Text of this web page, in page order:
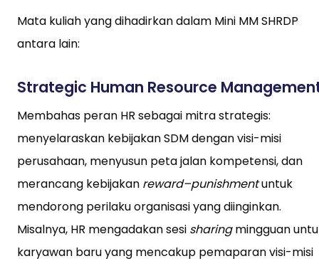
Mata kuliah yang dihadirkan dalam Mini MM SHRDP
antara lain:
Strategic Human Resource
Membahas peran HR sebagai mitra strategis:
menyelaraskan kebijakan SDM dengan visi-misi
perusahaan, menyusun peta jalan kompetensi, dan
merancang kebijakan reward–punishmentuntuk
mendorong perilaku organisasi yang diinginkan.
Misalnya, HR mengadakan sesi sharingmingguan
karyawan baru yang mencakup pemaparan visi-misi